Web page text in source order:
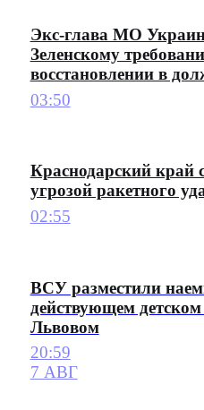
Экс-глава МО
Зеленскому
восстановлении в
03:50
Краснодарский край
угрозой ракетного
02:55
ВСУ разместили
действующем детском
Львовом
20:59
7 АВГ